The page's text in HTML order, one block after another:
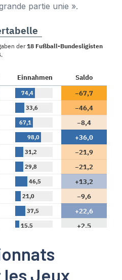
partie unie ».
les Jeux